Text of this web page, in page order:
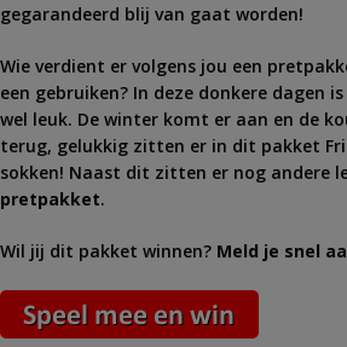
gegarandeerd blij van gaat worden!
Wie verdient er volgens jou een
een gebruiken? In deze donkere dagen
wel leuk. De winter komt er aan en de
terug, gelukkig zitten er in dit pakket
sokken! Naast dit zitten er nog andere
pretpakket.
Wil jij dit pakket winnen? Meld je snel